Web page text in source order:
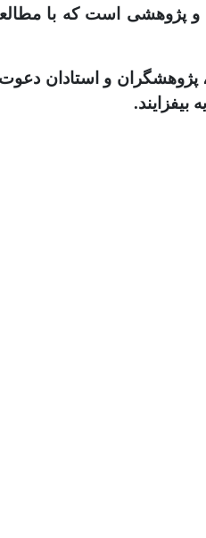
و پژوهشی است که با
و استادان